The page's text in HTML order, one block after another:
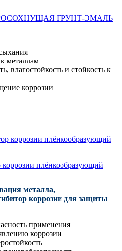
ГРУНТ-ЭМАЛЬ
металлам
влагостойкость и стойкость к
коррозии
плёнкообразующий
металла,
коррозии для защиты
применения
коррозии